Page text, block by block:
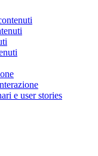
e user stories